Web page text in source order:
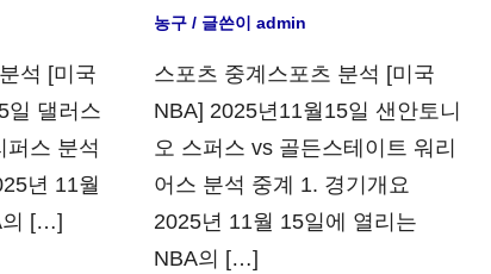
석 [미국
일 댈러스
퍼스 분석
년 11월
의 […]
농구/ 글쓴이 admin
스포츠 중계스포츠 분석 [미국
NBA] 2025년11월15일 샌안토니
오 스퍼스 vs 골든스테이트 워리
어스 분석 중계 1. 경기개요
2025년 11월 15일에 열리는
NBA의 […]